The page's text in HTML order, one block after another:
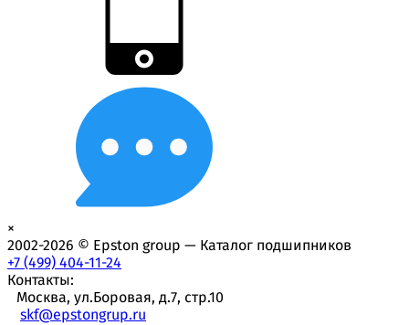
×
2002-2026 © Epston group — Каталог подшипников
+7 (499) 404-11-24
Контакты:
Москва, ул.Боровая, д.7, стр.10
skf@epstongrup.ru